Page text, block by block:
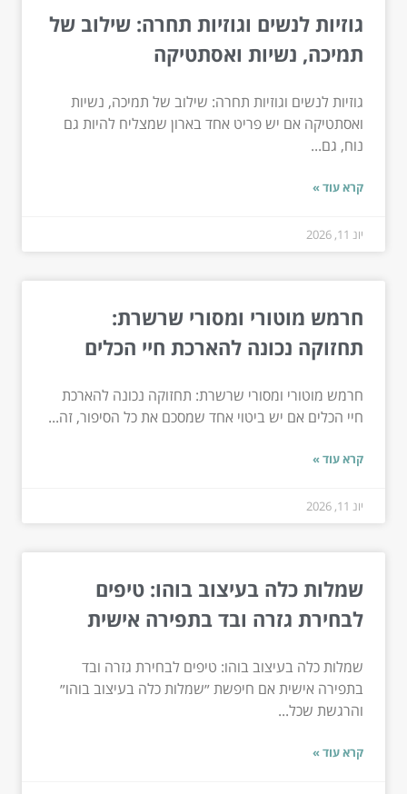
גוזיות לנשים וגוזיות תחרה: שילוב של
תמיכה, נשיות ואסתטיקה
גוזיות לנשים וגוזיות תחרה: שילוב של תמיכה, נשיות
ואסתטיקה אם יש פריט אחד בארון שמצליח להיות גם
נוח, גם...
קרא עוד »
יונ 11, 2026
חרמש מוטורי ומסורי שרשרת:
תחזוקה נכונה להארכת חיי הכלים
חרמש מוטורי ומסורי שרשרת: תחזוקה נכונה להארכת
חיי הכלים אם יש ביטוי אחד שמסכם את כל הסיפור, זה...
קרא עוד »
יונ 11, 2026
שמלות כלה בעיצוב בוהו: טיפים
לבחירת גזרה ובד בתפירה אישית
שמלות כלה בעיצוב בוהו: טיפים לבחירת גזרה ובד
בתפירה אישית אם חיפשת ״שמלות כלה בעיצוב בוהו״
והרגשת שכל...
קרא עוד »